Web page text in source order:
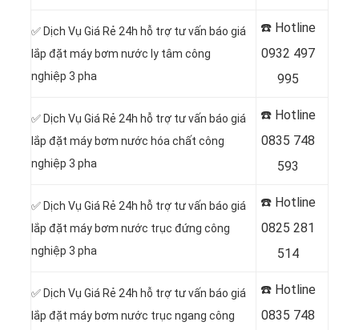
✅ Dịch Vụ Giá Rẻ 24h hỗ trợ tư vấn báo giá
lắp đặt máy bơm nước ly tâm công
nghiệp 3 pha
☎️ Hotline
0932 497
995
✅ Dịch Vụ Giá Rẻ 24h hỗ trợ tư vấn báo giá
lắp đặt máy bơm nước hóa chất công
nghiệp 3 pha
☎️ Hotline
0835 748
593
✅ Dịch Vụ Giá Rẻ 24h hỗ trợ tư vấn báo giá
lắp đặt máy bơm nước trục đứng công
nghiệp 3 pha
☎️ Hotline
0825 281
514
✅ Dịch Vụ Giá Rẻ 24h hỗ trợ tư vấn báo giá
lắp đặt máy bơm nước trục ngang công
☎️ Hotline
0835 748